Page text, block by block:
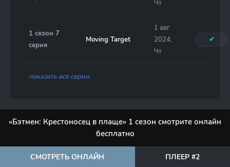
Чт
1 сезон 7
серия
Moving Target
1 авг
2024,
Чт
✔
показать все серии
«Бэтмен: Крестоносец в плаще» 1 сезон смотрите онлайн
бесплатно
СМОТРЕТЬ ОНЛАЙН ПЛЕЕР #2